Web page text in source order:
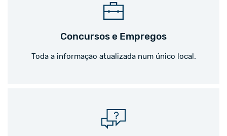
Concursos e Empregos
Toda a informação atualizada num único local.